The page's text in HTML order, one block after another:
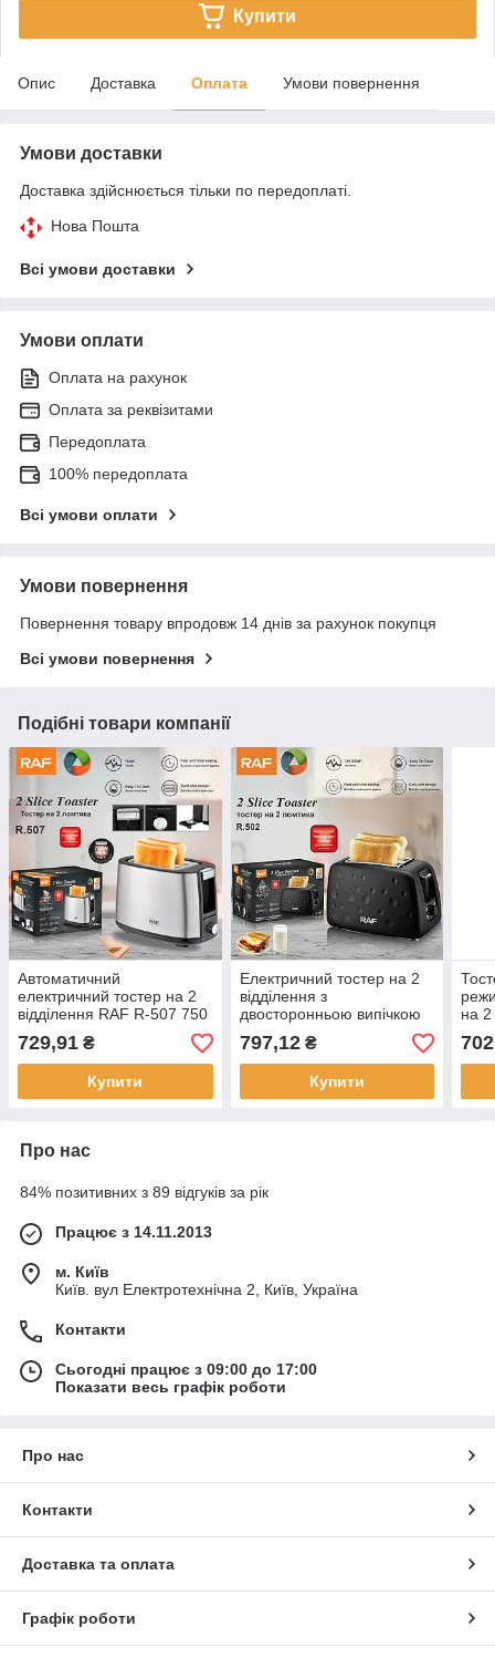
Купити
Опис Доставка Оплата Умови повернення
Умови доставки
Доставка здійснюється тільки по передоплаті.
Нова Пошта
Всі умови доставки
Умови оплати
Оплата на рахунок
Оплата за реквізитами
Передоплата
100% передоплата
Всі умови оплати
Умови повернення
Повернення товару впродовж 14 днів за рахунок покупця
Всі умови повернення
Подібні товари компанії
Автоматичний
електричний тостер на 2
відділення RAF R-507 750
Вт (12)
729,91 ₴
Купити
Електричний тостер на 2
відділення з
двосторонньою випічкою
RAF R.502 930 Вт (12)
797,12₴
Купити
на 2
Про нас
84% позитивних з 89 відгуків за рік
Працює з 14.11.2013
м. Київ
Київ. вул Електротехнічна 2, Київ, Україна
Контакти
Сьогодні працює з 09:00 до 17:00
Показати весь графік роботи
Про нас
Контакти
Доставка та оплата
Графік роботи